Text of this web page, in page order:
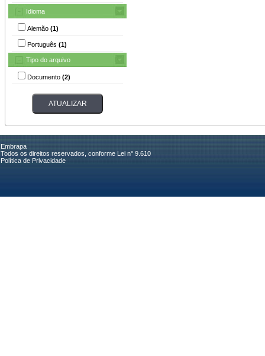
Idioma
Alemão (1)
Português (1)
Tipo do arquivo
Documento (2)
Embrapa
Todos os direitos reservados, conforme Lei n° 9.610
Política de Privacidade